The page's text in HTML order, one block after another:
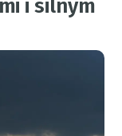
i silnym